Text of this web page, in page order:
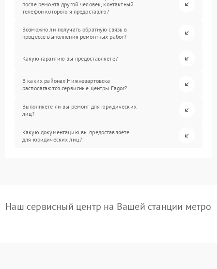
после ремонта другой человек, контактный
телефон которого я предоставлю?
Возможно ли получать обратную связь в
процессе выполнения ремонтных работ?
Какую гарантию вы предоставляете?
В каких районах Нижневартовска
располагаются сервисные центры Fagor?
Выполняете ли вы ремонт для юридических
лиц?
Какую документацию вы предоставляете
для юридических лиц?
Наш сервисный центр на Вашей станции метро